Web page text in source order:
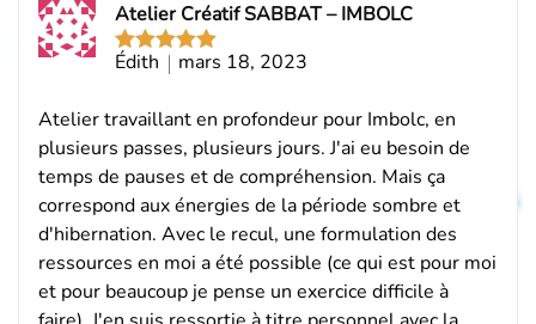
avis
par
Note5
sur
Atelier Créatif SABBAT – IMBOLC
Édith
mars 18, 2023
Atelier travaillant en profondeur pour Imbolc, en
plusieurs passes, plusieurs jours. J'ai eu besoin de
temps de pauses et de compréhension. Mais ça
correspond aux énergies de la période sombre et
d'hibernation. Avec le recul, une formulation des
ressources en moi a été possible (ce qui est pour moi
et pour beaucoup je pense un exercice difficile à